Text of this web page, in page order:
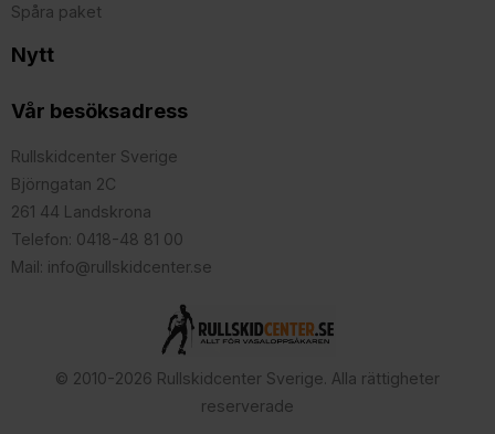
Spåra paket
Nytt
Vår besöksadress
Rullskidcenter Sverige
Björngatan 2C
261 44 Landskrona
Telefon: 0418-48 81 00
Mail: info@rullskidcenter.se
© 2010-2026 Rullskidcenter Sverige. Alla rättigheter
reserverade